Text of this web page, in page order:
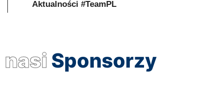
Aktualności #TeamPL
nasi Sponsorzy